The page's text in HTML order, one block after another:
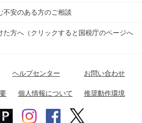
岐阜競輪場 大垣競輪場 豊橋競輪場
競輪場 四日市競輪場
良競輪場 向日町競輪場
不安のある方のご相談
た方へ（クリックすると国税庁のページへ
ヘルプセンター お問い合わせ
個人情報について 推奨動作環境